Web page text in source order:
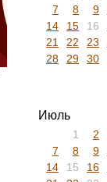
7
8 9
14
15 16
21
22 23
28
29 30
Июль
1 2
7
8 9
14
15 16